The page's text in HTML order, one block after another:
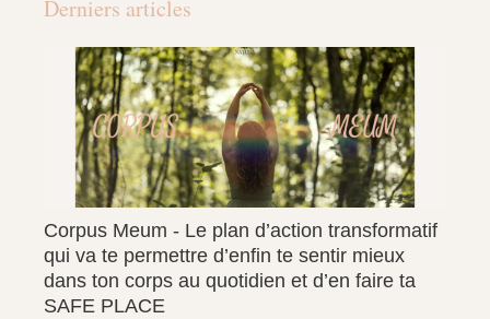
Derniers articles
Corpus Meum - Le plan d’action transformatif
qui va te permettre d’enfin te sentir mieux
dans ton corps au quotidien et d’en faire ta
SAFE PLACE